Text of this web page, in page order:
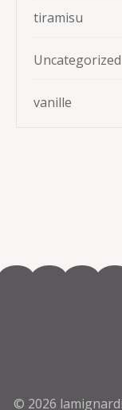
tiramisu
Uncategorized
vanille
© 2026